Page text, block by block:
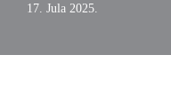
17. Jula 2025.